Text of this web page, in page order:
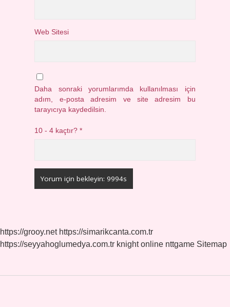
Web Sitesi
Daha sonraki yorumlarımda kullanılması için
adım, e-posta adresim ve site adresim bu
tarayıcıya kaydedilsin.
10 - 4 kaçtır?*
https://grooy.net https://simarikcanta.com.tr
https://seyyahoglumedya.com.tr knight online nttgame Sitemap